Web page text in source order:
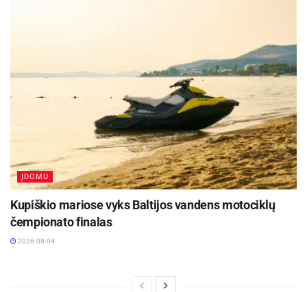
ĮDOMU
Kupiškio mariose vyks Baltijos vandens motociklų
čempionato finalas
2026-08-04